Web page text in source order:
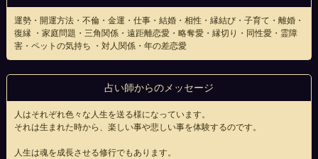
運勢・開運方法・不倫・金運・仕事・結婚・相性・縁結び・子育て・離婚・
復縁 ・家庭問題・三角関係・遠距離恋愛・略奪愛・縁切り・同性愛・霊障
害・ペットの気持ち ・対人関係・年の差恋愛
占い師からのメッセージ
人はそれぞれ色々な人生を送る様になっています。
それは生まれた時から、楽しい事や悲しい事を体験するのです。
人生は魂を成長させる修行でもあります。